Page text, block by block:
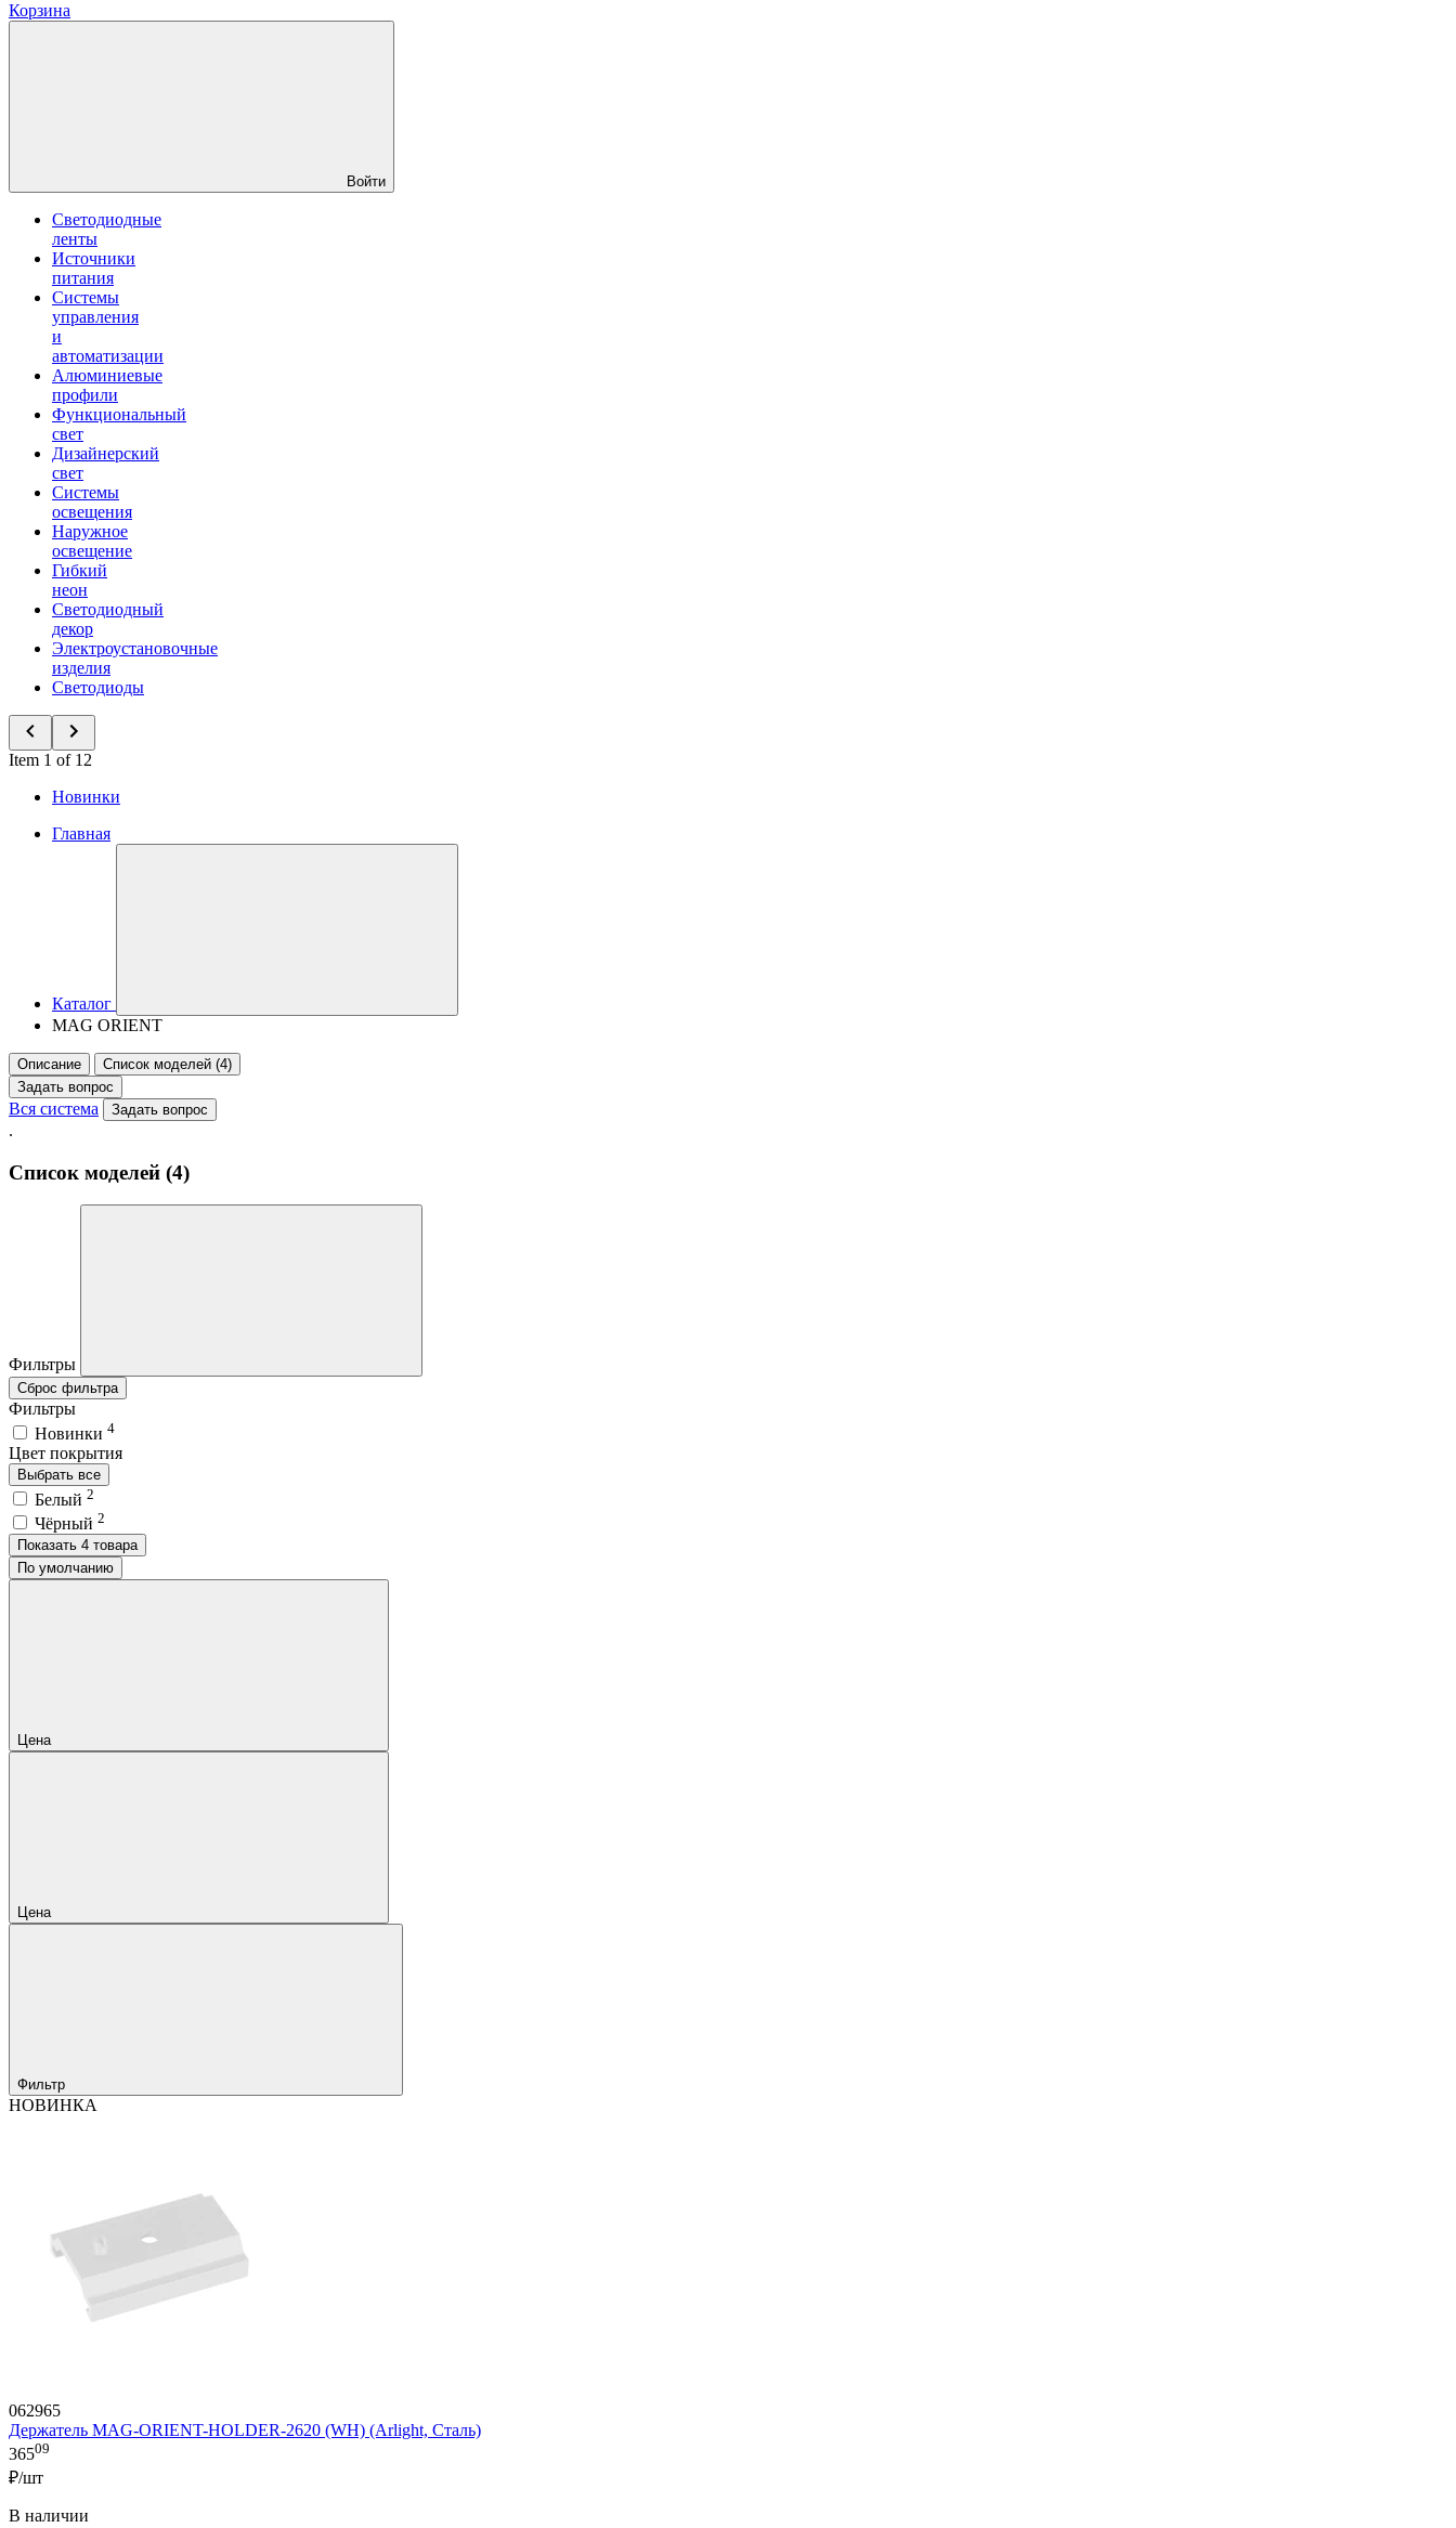
Корзина
Войти
Светодиодные
ленты
Источники
питания
Системы
управления
и
автоматизации
Алюминиевые
профили
Функциональный
свет
Дизайнерский
свет
Системы
освещения
Наружное
освещение
Гибкий
неон
Светодиодный
декор
Электроустановочные
изделия
Светодиоды
Item 1 of 12
Новинки
Главная
Каталог
MAG ORIENT
Описание
Список моделей (4)
Задать вопрос
Вся система Задать вопрос
.
Список моделей (4)
Фильтры
Сброс фильтра
Фильтры
Новинки 4
Цвет покрытия
Выбрать все
Белый 2
Чёрный 2
Показать 4 товара
По умолчанию
Цена
Цена
Фильтр
НОВИНКА
062965
Держатель MAG-ORIENT-HOLDER-2620 (WH) (Arlight, Сталь)
36509
₽/шт
В наличии